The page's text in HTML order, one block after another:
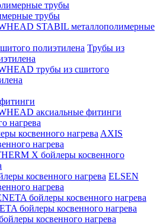
трубы
STABIL металлополимерные
Трубы из
трубы из сшитого
аксиальные фитинги
нагрева
AXIS
нагрева
X бойлеры косвенного
ELSEN
нагрева
бойлеры косвенного нагрева